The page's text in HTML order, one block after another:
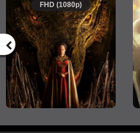
FHD (1080p)